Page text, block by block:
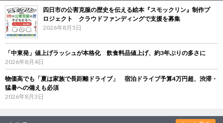
四日市の公害克服の歴史を伝える絵本『スモックリン』制作プ
ロジェクト クラウドファンディングで支援を募集
2026年8月5日
「中東発」値上げラッシュが本格化 飲食料品値上げ、約3年ぶりの多さに
2026年8月4日
物価高でも「夏は家族で長距離ドライブ」 宿泊ドライブ予算4万円超、渋滞・
猛暑への備えも必須
2026年8月3日